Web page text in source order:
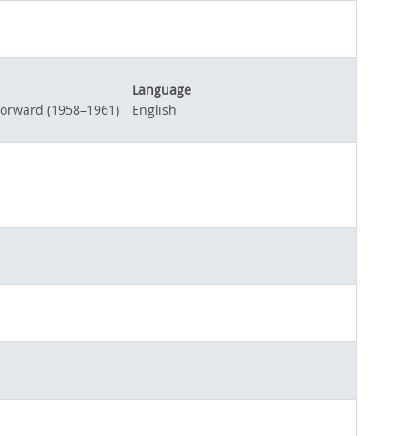
Language
(1958–1961)
English